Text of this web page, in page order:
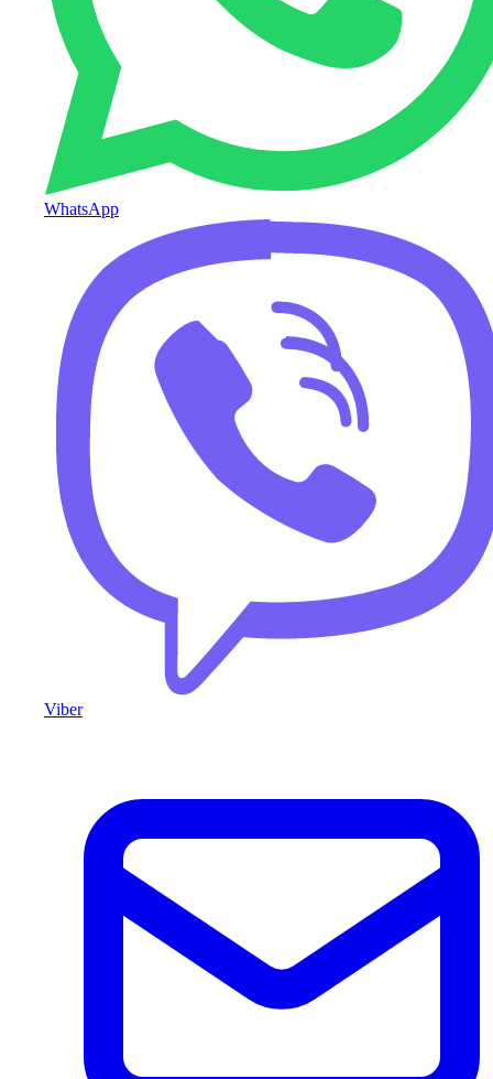
WhatsApp
Viber